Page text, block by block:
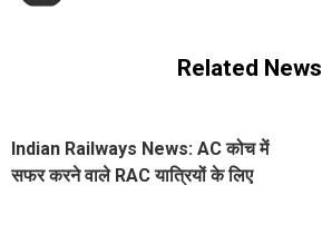
Related News
Indian Railways News: AC कोच में
सफर करने वाले RAC यात्रियों के लिए